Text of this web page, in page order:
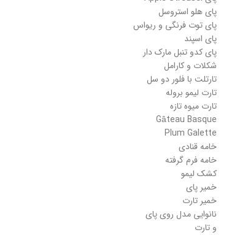
پای هلو استروسل
پای توت فرنگی و ریواس
پای اسپند
پای کدو تنبل مارک دار
شکلات و کارامل
تارتلت با فلور دو سل
تارت لیمو بروله
تارت میوه تازه
Gâteau Basque
Plum Galette
خامه قنادی
خامه فرم گرفته
کشک لیمو
خمیر پای
خمیر تارت
نانوایی مدل روی پای
و تارت